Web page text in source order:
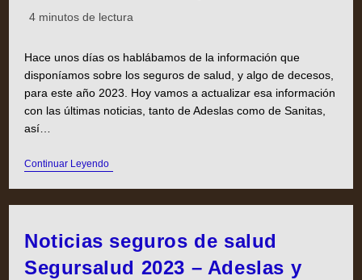
4 minutos de lectura
Hace unos días os hablábamos de la información que
disponíamos sobre los seguros de salud, y algo de decesos,
para este año 2023. Hoy vamos a actualizar esa información
con las últimas noticias, tanto de Adeslas como de Sanitas,
así…
Continuar Leyendo
Noticias seguros de salud
Segursalud 2023 – Adeslas y